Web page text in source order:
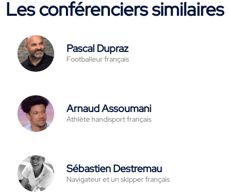
Les conférenciers similaires
Pascal Dupraz
Footballeur français
Arnaud Assoumani
Athlète handisport français
Sébastien Destremau
Navigateur et un skipper français